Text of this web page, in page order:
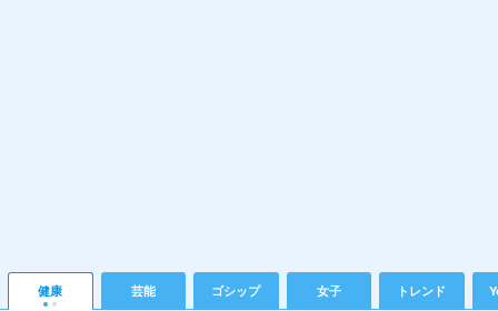
健康 芸能 ゴシップ 女子 トレンド